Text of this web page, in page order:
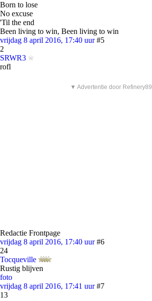
Born to lose
No excuse
'Til the end
Been living to win, Been living to win
vrijdag 8 april 2016, 17:40 uur #5
2
SRWR3
rofl
▼ Advertentie door Refinery89
Redactie Frontpage
vrijdag 8 april 2016, 17:40 uur #6
24
Tocqueville
Rustig blijven
foto
vrijdag 8 april 2016, 17:41 uur #7
13